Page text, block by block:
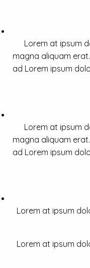
Lorem at ipsum
magna aliquam
ad Lorem ipsum
Lorem at ipsum
magna aliquam
ad Lorem ipsum
Lorem at ipsum
Lorem at ipsum